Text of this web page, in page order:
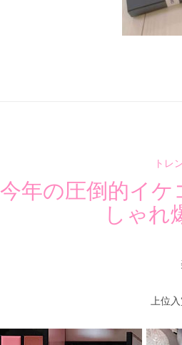
トレ
今年の圧倒的イ
しゃれ
上位